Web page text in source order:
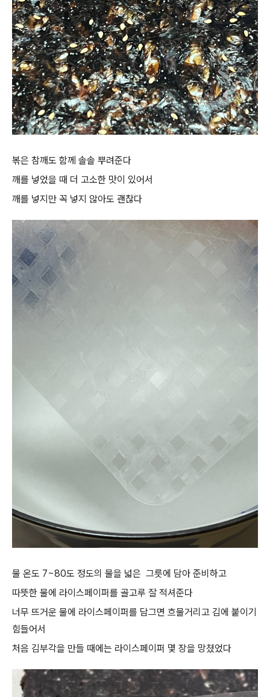
볶은 참깨도 함께 솔솔 뿌려준다
깨를 넣었을 때 더 고소한 맛이 있어서
깨를 넣지만 꼭 넣지 않아도 괜찮다
물 온도 7~80도 정도의 물을 넓은 그릇에 담아 준비하고
따뜻한 물에 라이스페이퍼를 골고루 잘 적셔준다
너무 뜨거운 물에 라이스페이퍼를 담그면 흐물거리고 김에 붙이기
힘들어서
처음 김부각을 만들 때에는 라이스페이퍼 몇 장을 망쳤었다